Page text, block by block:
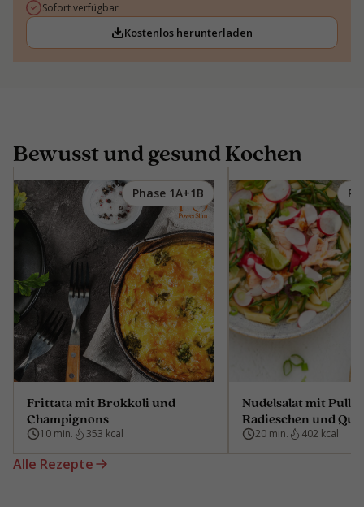
Sofort verfügbar
Kostenlos herunterladen
Bewusst und gesund Kochen
Phase 1A+1B
Frittata mit Brokkoli und
Champignons
10 min. 353 kcal
Nudelsalat mit
Radieschen und
20 min. 402 kcal
Alle Rezepte